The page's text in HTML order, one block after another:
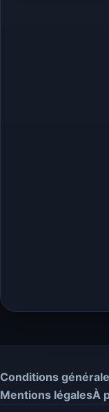
Conditions
Mentions légalesÀ